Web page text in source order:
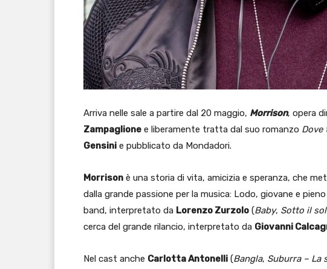
Arriva nelle sale a partire dal 20 maggio, Morrison, opera
Zampaglione e liberamente tratta dal suo romanzo Dove
Gensini e pubblicato da Mondadori.
Morrison è una storia di vita, amicizia e speranza, che
dalla grande passione per la musica: Lodo, giovane e
band, interpretato da Lorenzo Zurzolo (Baby, Sotto il
cerca del grande rilancio, interpretato da Giovanni
Nel cast anche Carlotta Antonelli (Bangla, Suburra – La